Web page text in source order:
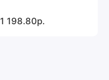
1 198.80р.